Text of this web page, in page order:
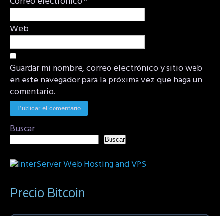
Web
Guardar mi nombre, correo electrónico y sitio web
en este navegador para la próxima vez que haga un
comentario.
Buscar
Buscar
Precio Bitcoin